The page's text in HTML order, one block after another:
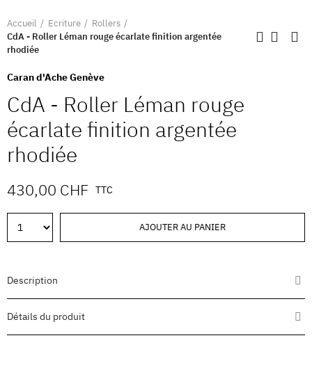
Accueil Ecriture
Rollers
CdA - Roller Léman rouge écarlate finition argentée
rhodiée
Caran d'Ache Genève
CdA - Roller Léman rouge
écarlate finition argentée
rhodiée
430,00 CHF TTC
AJOUTER AU PANIER
Description
Détails du produit